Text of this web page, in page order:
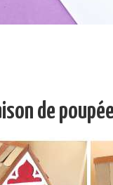
de